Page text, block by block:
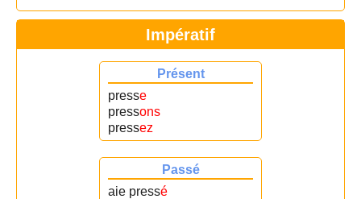
Impératif
Présent
presse
pressons
pressez
Passé
aie pressé